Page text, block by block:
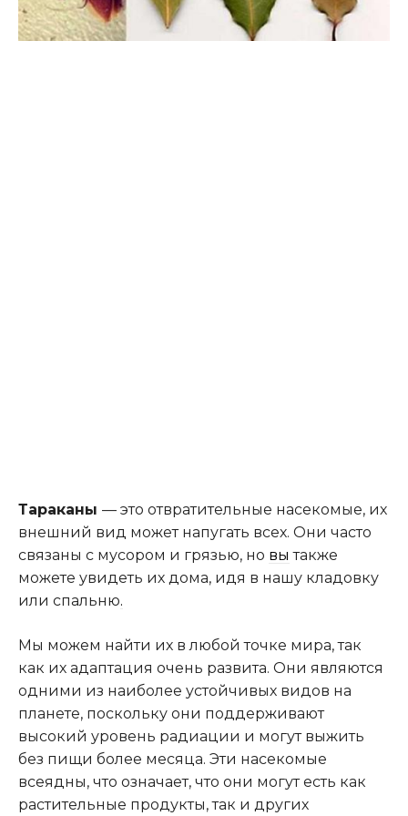
Тараканы — это отвратительные насекомые, их
внешний вид может напугать всех. Они часто
связаны с мусором и грязью, но вы также
можете увидеть их дома, идя в нашу кладовку
или спальню.
Мы можем найти их в любой точке мира, так
как их адаптация очень развита. Они являются
одними из наиболее устойчивых видов на
планете, поскольку они поддерживают
высокий уровень радиации и могут выжить
без пищи более месяца. Эти насекомые
всеядны, что означает, что они могут есть как
растительные продукты, так и других